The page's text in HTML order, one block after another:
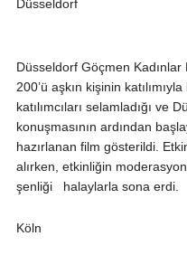
Düsseldorf
Düsseldorf Göçmen
200’ü aşkın kişinin
katılımcıları selamladığı ve
konuşmasının ardından
hazırlanan film gösterildi.
alırken, etkinliğin
şenliği halaylarla sona erdi.
Köln